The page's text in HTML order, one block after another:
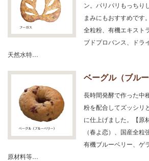
ン。パリパリもっちり
まみにもおすすめです
全粒粉、有機エキスト
ブドプロバンス、ドラ
天然水特…
ベーグル（ブルー
長時間発酵で作った中
粉を配合してズッシリ
に仕上げました。【原
（春よ恋）、国産全粒
有機ブルーベリー、ゲ
原材料等…